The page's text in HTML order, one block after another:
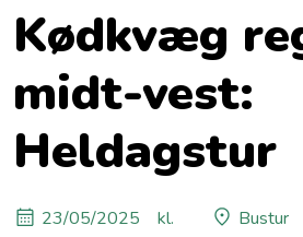
Kødkvæg
midt-vest:
Heldagstur
23/05/2025
kl.
Bustur